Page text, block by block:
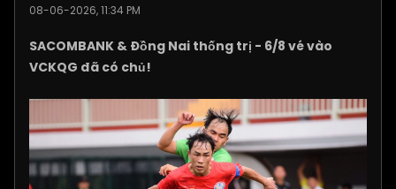
08-06-2026, 11:34 PM
SACOMBANK & Đồng Nai thống trị - 6/8 vé vào
VCKQG đã có chủ!